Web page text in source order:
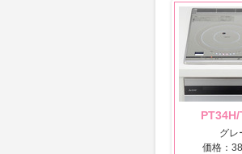
グレ
価格：